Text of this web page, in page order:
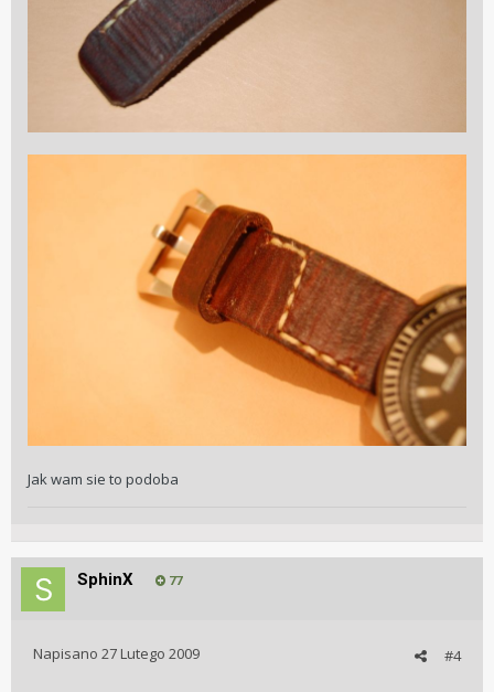
Jak wam sie to podoba
SphinX 77
#4
Napisano 27 Lutego 2009